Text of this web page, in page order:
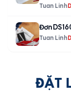
Tuan Linh
Đơn DS
Tuan Linh
ĐẶT